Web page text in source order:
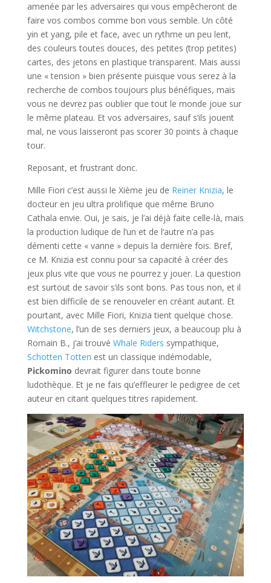
amenée par les adversaires qui vous empêcheront de
faire vos combos comme bon vous semble. Un côté
yin et yang, pile et face, avec un rythme un peu lent,
des couleurs toutes douces, des petites (trop petites)
cartes, des jetons en plastique transparent. Mais aussi
une « tension » bien présente puisque vous serez à la
recherche de combos toujours plus bénéfiques, mais
vous ne devrez pas oublier que tout le monde joue sur
le même plateau. Et vos adversaires, sauf s’ils jouent
mal, ne vous laisseront pas scorer 30 points à chaque
tour.
Reposant, et frustrant donc.
Mille Fiori c’est aussi le Xième jeu de Reiner Knizia, le
docteur en jeu ultra prolifique que même Bruno
Cathala envie. Oui, je sais, je l’ai déjà faite celle-là, mais
la production ludique de l’un et de l’autre n’a pas
démenti cette « vanne » depuis la dernière fois. Bref,
ce M. Knizia est connu pour sa capacité à créer des
jeux plus vite que vous ne pourrez y jouer. La question
est surtout de savoir s’ils sont bons. Pas tous non, et il
est bien difficile de se renouveler en créant autant. Et
pourtant, avec Mille Fiori, Knizia tient quelque chose.
Witchstone, l’un de ses derniers jeux, a beaucoup plu à
Romain B., j’ai trouvé Whale Riders sympathique,
Schotten Totten est un classique indémodable,
Pickomino devrait figurer dans toute bonne
ludothèque. Et je ne fais qu’effleurer le pedigree de cet
auteur en citant quelques titres rapidement.